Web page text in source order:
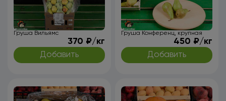
Груша Вильямс
370 ₽/кг
Добавить
Груша Конференц, крупная
450 ₽/кг
Добавить